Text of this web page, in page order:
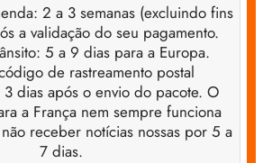
2 a 3 semanas (excluindo fins
a validação do seu pagamento.
5 a 9 dias para a Europa.
de rastreamento postal
3 dias após o envio do pacote. O
a França nem sempre funciona
receber notícias nossas por 5 a
7 dias.